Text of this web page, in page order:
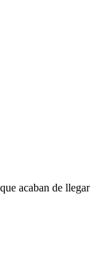
acaban de llegar